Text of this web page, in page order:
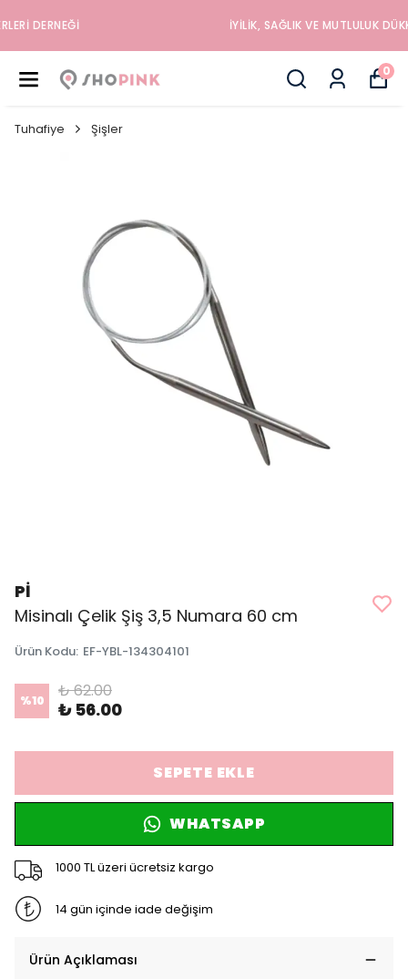
İYILIK, SAĞLIK VE MUTLULUK DÜKKANINA HOŞGELDINIZ
0
Tuhafiye Şişler
Pİ
Misinalı Çelik Şiş 3,5 Numara 60 cm
Ürün Kodu: EF-YBL-134304101
%10 ₺ 62.00
₺ 56.00
SEPETE EKLE
WHATSAPP
1000 TL üzeri ücretsiz kargo
14 gün içinde iade değişim
Ürün Açıklaması